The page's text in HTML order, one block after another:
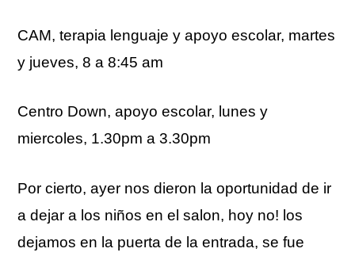
CAM, terapia lenguaje y apoyo escolar, martes
y jueves, 8 a 8:45 am
Centro Down, apoyo escolar, lunes y
miercoles, 1.30pm a 3.30pm
Por cierto, ayer nos dieron la oportunidad de ir
a dejar a los niños en el salon, hoy no! los
dejamos en la puerta de la entrada, se fue